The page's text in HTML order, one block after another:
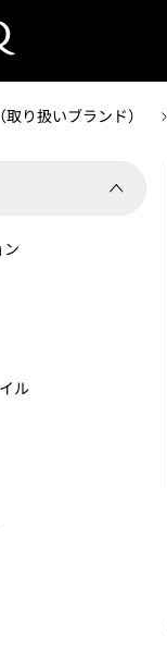
取り扱いブランド）
ン
ル